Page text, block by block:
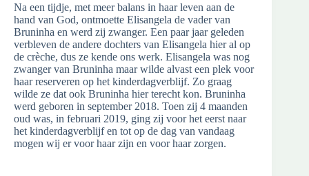
Na een tijdje, met meer balans in haar leven aan de
hand van God, ontmoette Elisangela de vader van
Bruninha en werd zij zwanger. Een paar jaar geleden
verbleven de andere dochters van Elisangela hier al op
de crèche, dus ze kende ons werk. Elisangela was nog
zwanger van Bruninha maar wilde alvast een plek voor
haar reserveren op het kinderdagverblijf. Zo graag
wilde ze dat ook Bruninha hier terecht kon. Bruninha
werd geboren in september 2018. Toen zij 4 maanden
oud was, in februari 2019, ging zij voor het eerst naar
het kinderdagverblijf en tot op de dag van vandaag
mogen wij er voor haar zijn en voor haar zorgen.